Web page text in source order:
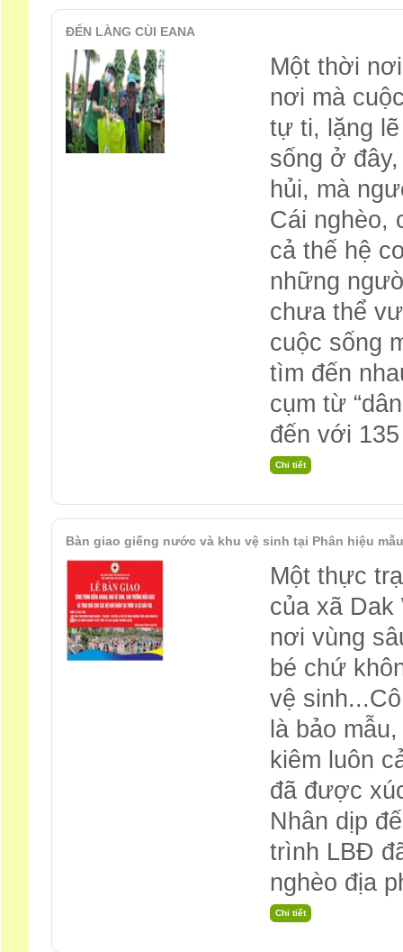
ĐẾN LÀNG CÙI EANA
Một thời
nơi mà
tự ti, lặng
sống ở
hủi, mà
Cái nghèo,
cả thế hệ
những
chưa thể
cuộc sống
tìm đến
cụm từ
đến với
Bàn giao giếng nước và khu vệ sinh tại Phân hiệu
Một thực
của xã Dak
nơi vùng
bé chứ
vệ
là bảo
kiêm luôn
đã được
Nhân dịp
trình LBĐ
nghèo địa